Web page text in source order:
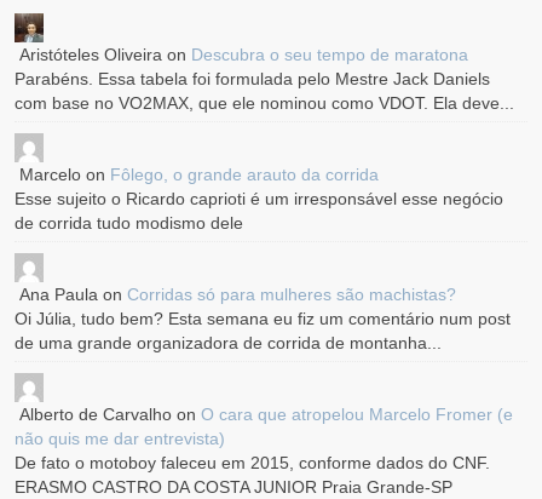
Aristóteles Oliveira on Descubra o seu tempo de maratona
Parabéns. Essa tabela foi formulada pelo Mestre Jack Daniels
com base no VO2MAX, que ele nominou como VDOT. Ela deve...
Marcelo on Fôlego, o grande arauto da corrida
Esse sujeito o Ricardo caprioti é um irresponsável esse negócio
de corrida tudo modismo dele
Ana Paula onCorridas só para mulheres são machistas?
Oi Júlia, tudo bem? Esta semana eu fiz um comentário num post
de uma grande organizadora de corrida de montanha...
Alberto de Carvalho onO cara que atropelou Marcelo Fromer (e
não quis me dar entrevista)
De fato o motoboy faleceu em 2015, conforme dados do CNF.
ERASMO CASTRO DA COSTA JUNIOR Praia Grande-SP